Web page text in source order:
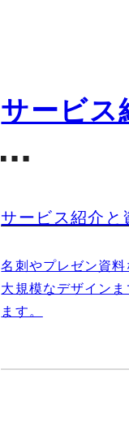
サービス
サービス紹介と
名刺やプレゼン資
大規模なデザイン
ます。